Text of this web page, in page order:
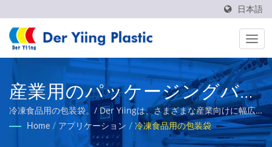
日本語
産業用のパッケージングバッ
グ | 冷凍食品用のプラスチッ
クフィルムOPPおよびPETフ
冷凍食品用の包装袋。/ Der Yiingは、さまざまな産業向けに幅広
いプラスチックフィルムを提供しています。主な製品には、熱可
溶性BOPPフィルム、BOPEフィルム、CPPフィルム、多層共押出
Home / アプリケーション / 冷凍食品用の包装袋